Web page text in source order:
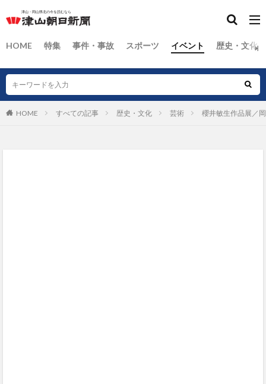
HOME 特集 事件・事故 スポーツ イベント 歴史・文化
HOME すべての記事 歴史・文化 芸術 櫻井敏生作品展／